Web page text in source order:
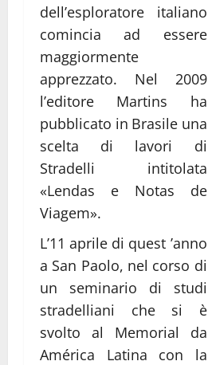
dell’esploratore italiano
comincia ad essere
maggiormente
apprezzato. Nel 2009
l’editore Martins ha
pubblicato in Brasile una
scelta di lavori di
Stradelli intitolata
«Lendas e Notas de
Viagem».
L’11 aprile di quest ’anno
a San Paolo, nel corso di
un seminario di studi
stradelliani che si è
svolto al Memorial da
América Latina con la